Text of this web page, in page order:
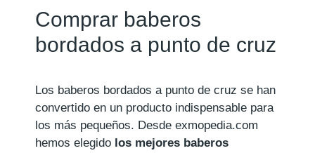
Comprar baberos
bordados a punto de cruz
Los baberos bordados a punto de cruz se han
convertido en un producto indispensable para
los más pequeños. Desde exmopedia.com
hemos elegido los mejores baberos